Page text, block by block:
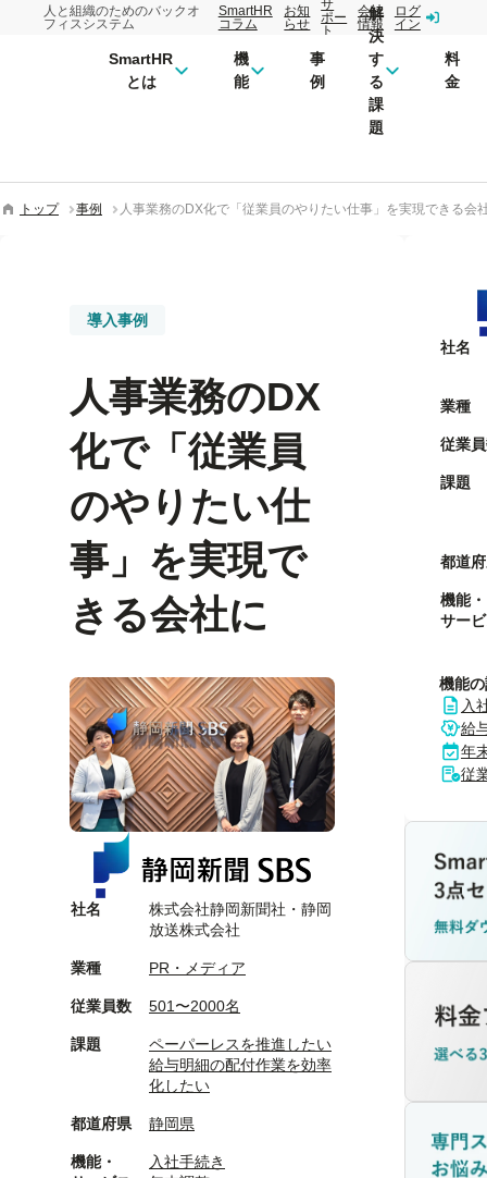
人と組織のためのバックオ
フィスシステム
SmartHR
コラム
お知
らせ
サ
ポー
ト
会社
情報
ログ
イン
SmartHR
とは
機
能
事
例
解
決
す
る
課
題
料
金
トップ 事例 人事業務のDX化で「従業員のやりたい仕事」を実現できる会
導入事例
人事業務のDX
化で「従業員
のやりたい仕
事」を実現で
きる会社に
社名
株式会社静岡新聞社・静岡
放送株式会社
業種 PR・メディア
従業員数 501〜2000名
課題
ペーパーレスを推進したい
給与明細の配付作業を効率
化したい
都道府県 静岡県
機能・
入社手続き
社名
業種
従業
課題
都道
機能・
サー
機能
入
給
年
従